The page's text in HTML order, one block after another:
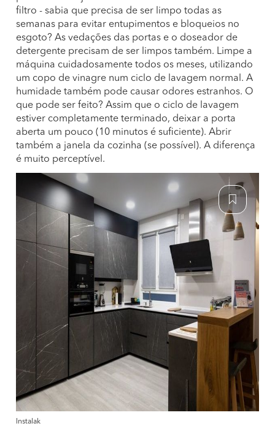
filtro - sabia que precisa de ser limpo todas as
semanas para evitar entupimentos e bloqueios no
esgoto? As vedações das portas e o doseador de
detergente precisam de ser limpos também. Limpe a
máquina cuidadosamente todos os meses, utilizando
um copo de vinagre num ciclo de lavagem normal. A
humidade também pode causar odores estranhos. O
que pode ser feito? Assim que o ciclo de lavagem
estiver completamente terminado, deixar a porta
aberta um pouco (10 minutos é suficiente). Abrir
também a janela da cozinha (se possível). A diferença
é muito perceptível.
Instalak